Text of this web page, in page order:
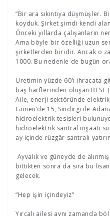
“Bir ara sıkıntıya düşmüşler.
koyduk. Şirket şimdi kendi
Önceki yıllarda çalışanların
Ama böyle bir özelliği uzun
şirketlerden biridir. Ancak o
1000. Bu nedenle de bugün
Üretimin yüzde 60’ı ihracata
baş harflerinden oluşan BEST
Aile, enerji sektöründe
Gönen’de 15, Sındırgı ile
hidroelektrik tesisleri
hidroelektrik santral inşaatı
ay içinde rüzgâr santralı
Ayvalık ve güneyde de
bittikten sonra da sıra bu
gelecek.
“Hep işin içindeyiz”
Yırcalı ailesi aynı zamanda